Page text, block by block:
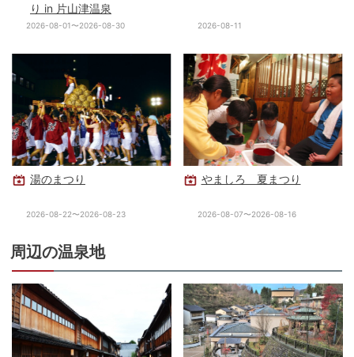
り in 片山津温泉
2026-08-01〜2026-08-30 2026-08-11
湯のまつり
2026-08-22〜2026-08-23
やましろ 夏まつり
2026-08-07〜2026-08-16
周辺の温泉地